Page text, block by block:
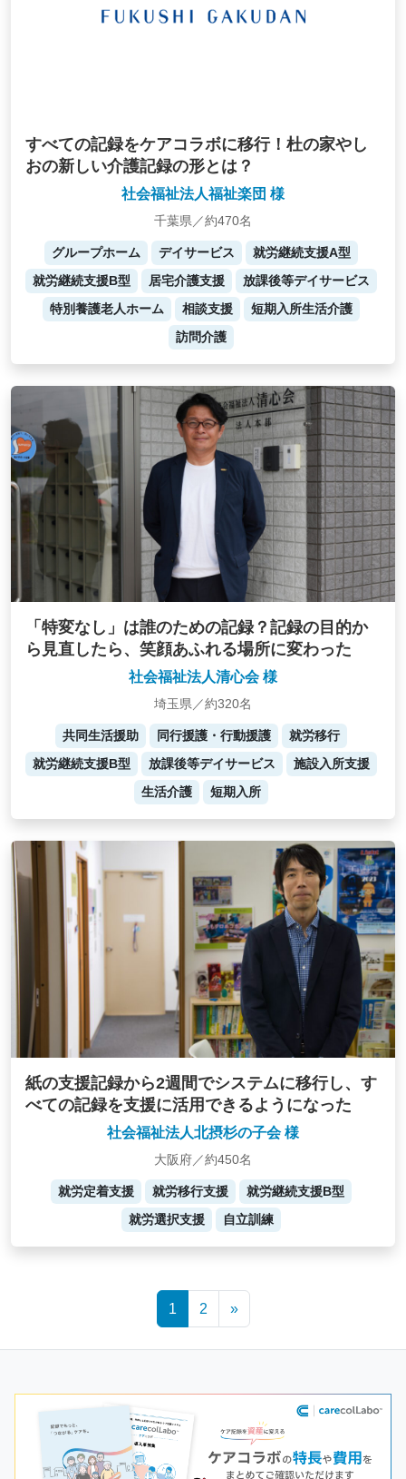
すべての記録をケアコラボに移行！杜の家やし
おの新しい介護記録の形とは？
社会福祉法人福祉楽団 様
千葉県／約470名
グループホーム デイサービス
就労継続支援A型
就労継続支援B型
居宅介護支援
放課後等デイサービス
特別養護老人ホーム
相談支援
短期入所生活介護
訪問介護
「特変なし」は誰のための記録？記録の目的か
ら見直したら、笑顔あふれる場所に変わった
社会福祉法人清心会 様
埼玉県／約320名
共同生活援助 同行援護・行動援護
就労移行
就労継続支援B型
放課後等デイサービス
施設入所支援
生活介護
短期入所
紙の支援記録から2週間でシステムに移行し、す
べての記録を支援に活用できるようになった
社会福祉法人北摂杉の子会 様
大阪府／約450名
就労定着支援 就労移行支援
就労継続支援B型
就労選択支援
自立訓練
1 2 »